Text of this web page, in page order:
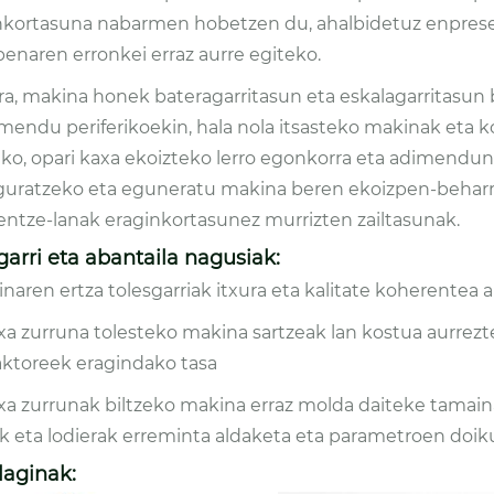
nabarmen hobetzen du, ahalbidetuz
erronkei erraz aurre egiteko.
makina honek bateragarritasun eta
periferikoekin, hala nola itsasteko makinak eta
opari kaxa ekoizteko lerro egonkorra eta
eta eguneratu makina beren ekoizpen-
lanak eraginkortasunez murrizten zailtasunak.
eta abantaila nagusiak:
ertza tolesgarriak itxura eta kalitate koherentea
zurruna tolesteko makina sartzeak lan kostua
eragindako tasa
zurrunak biltzeko makina erraz molda daiteke
eta lodierak erreminta aldaketa eta parametroen